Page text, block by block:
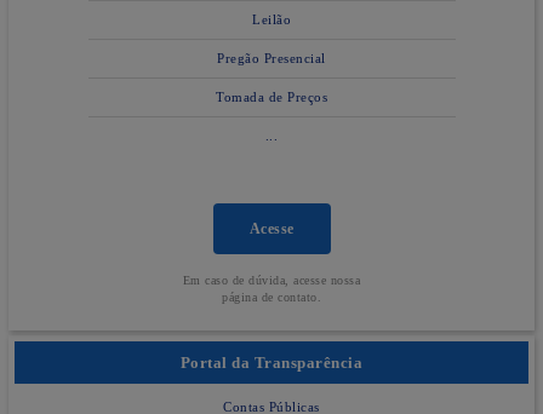
Leilão
Pregão Presencial
Tomada de Preços
Acesse
Em caso de dúvida, acesse nossa
página de contato.
Portal da Transparência
Contas Públicas